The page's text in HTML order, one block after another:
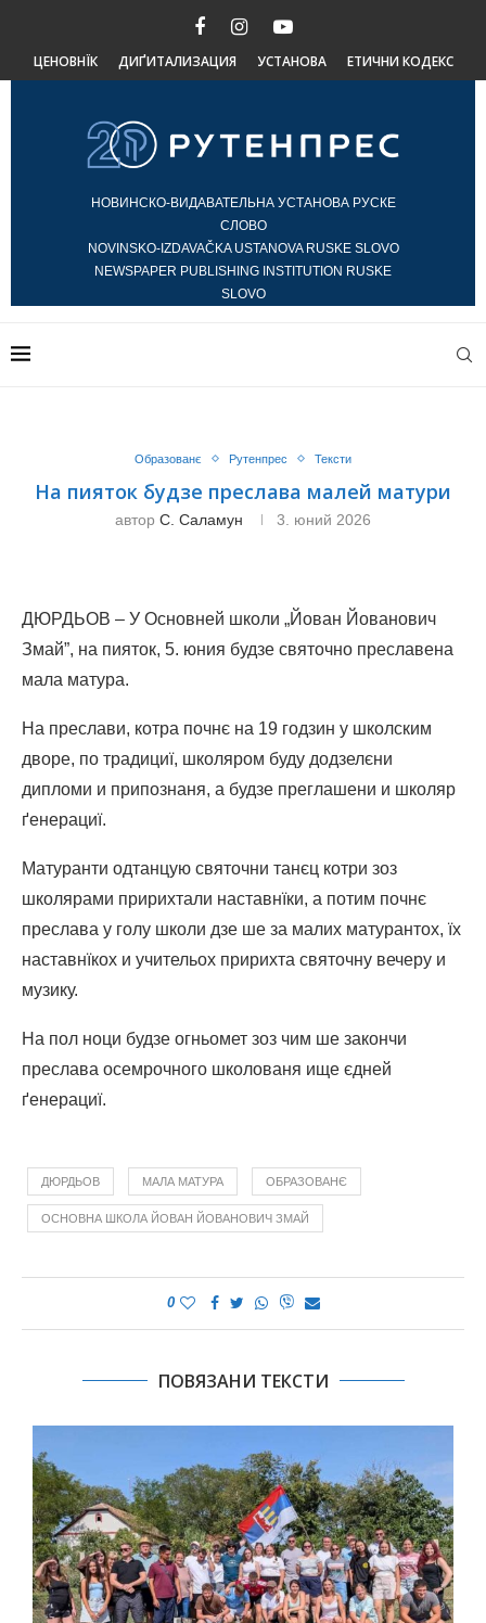
ЦЕНОВНЇК ДИҐИТАЛИЗАЦИЯ УСТАНОВА ЕТИЧНИ КОДЕКС
НОВИНСКО-ВИДАВАТЕЛЬНА УСТАНОВА РУСКЕ
СЛОВО
NOVINSKO-IZDAVAČKA USTANOVA RUSKE SLOVO
NEWSPAPER PUBLISHING INSTITUTION RUSKE
SLOVO
Образованє Рутенпрес Тексти
На пияток будзе преслава малей матури
автор С. Саламун 3. юний 2026
ДЮРДЬОВ – У Основней школи „Йован Йованович
Змай”, на пияток, 5. юния будзе святочно преславена
мала матура.
На преслави, котра почнє на 19 годзин у школским
дворе, по традициї, школяром буду додзелєни
дипломи и припознаня, а будзе преглашени и школяр
ґенерациї.
Матуранти одтанцую святочни танєц котри зоз
школярами пририхтали наставнїки, а потим почнє
преслава у голу школи дзе ше за малих матурантох, їх
наставнїкох и учительох пририхта святочну вечеру и
музику.
На пол ноци будзе огньомет зоз чим ше закончи
преслава осемрочного школованя ище єдней
ґенерациї.
ДЮРДЬОВ МАЛА МАТУРА ОБРАЗОВАНЄ
ОСНОВНА ШКОЛА ЙОВАН ЙОВАНОВИЧ ЗМАЙ
0
ПОВЯЗАНИ ТЕКСТИ